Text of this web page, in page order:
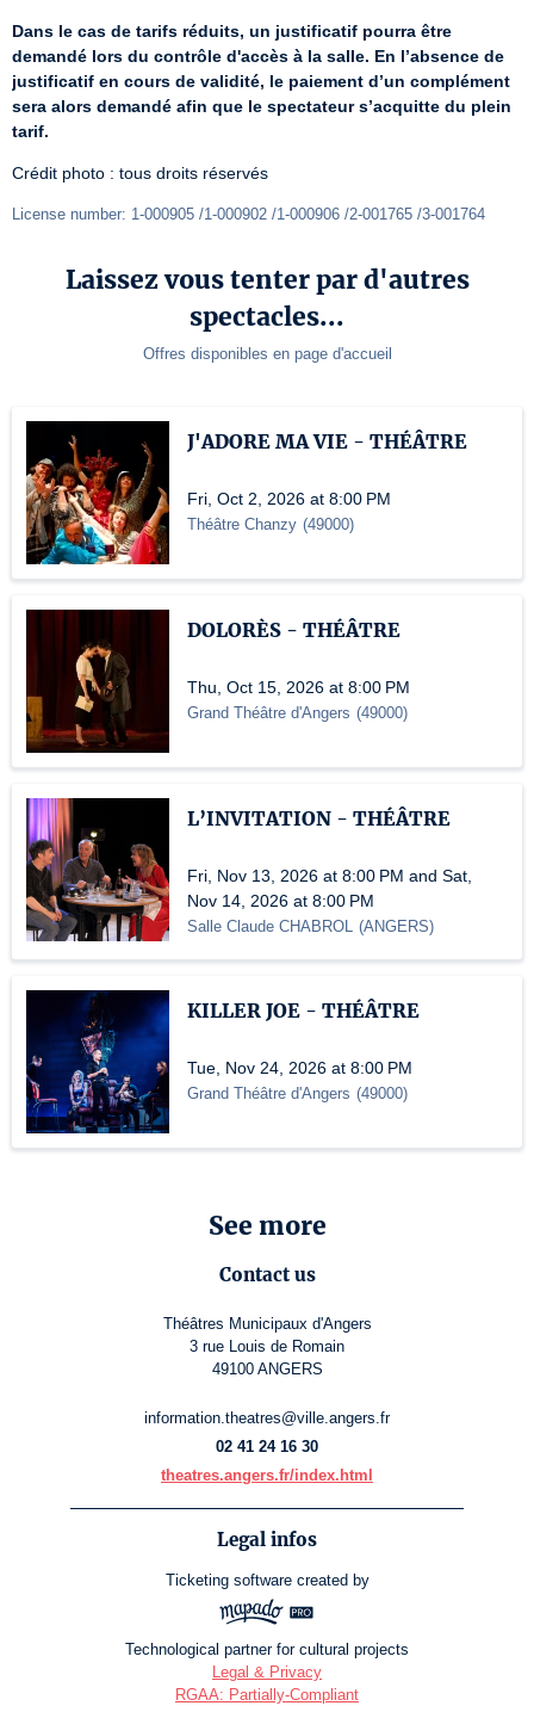
Dans le cas de tarifs réduits, un justificatif pourra être
demandé lors du contrôle d'accès à la salle. En l’absence de
justificatif en cours de validité, le paiement d’un complément
sera alors demandé afin que le spectateur s’acquitte du plein
tarif.
Crédit photo : tous droits réservés
License number: 1-000905 /1-000902 /1-000906 /2-001765 /3-001764
Laissez vous tenter par d'autres
spectacles...
Offres disponibles en page d'accueil
J'ADORE MA VIE - THÉÂTRE
Fri, Oct 2, 2026 at 8:00 PM
Théâtre Chanzy (49000)
DOLORÈS - THÉÂTRE
Thu, Oct 15, 2026 at 8:00 PM
Grand Théâtre d'Angers (49000)
L’INVITATION - THÉÂTRE
Fri, Nov 13, 2026 at 8:00 PM and Sat,
Nov 14, 2026 at 8:00 PM
Salle Claude CHABROL (ANGERS)
KILLER JOE - THÉÂTRE
Tue, Nov 24, 2026 at 8:00 PM
Grand Théâtre d'Angers (49000)
See more
Contact us
Théâtres Municipaux d'Angers
3 rue Louis de Romain
49100 ANGERS
information.theatres@ville.angers.fr
02 41 24 16 30
theatres.angers.fr/index.html
Legal infos
Ticketing software created by
Technological partner for cultural projects
Legal & Privacy
RGAA: Partially-Compliant